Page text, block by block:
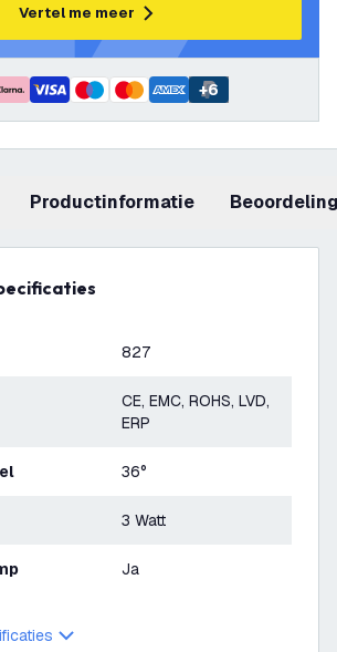
Vertel me meer
+6
productinformatie
827
CE, EMC, ROHS, LVD,
ERP
36°
3 Watt
Ja